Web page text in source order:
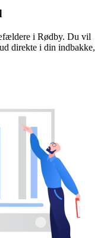
i Rødby. Du vil
direkte i din indbakke,